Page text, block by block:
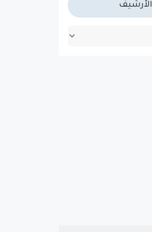
الأرشيف